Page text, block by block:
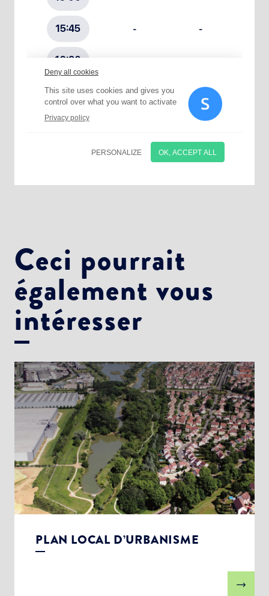
Ceci pourrait
également vous
intéresser
PLAN LOCAL D’URBANISME
Choisissez votre abonnement :
Alertes Mail
Newsletter Culture